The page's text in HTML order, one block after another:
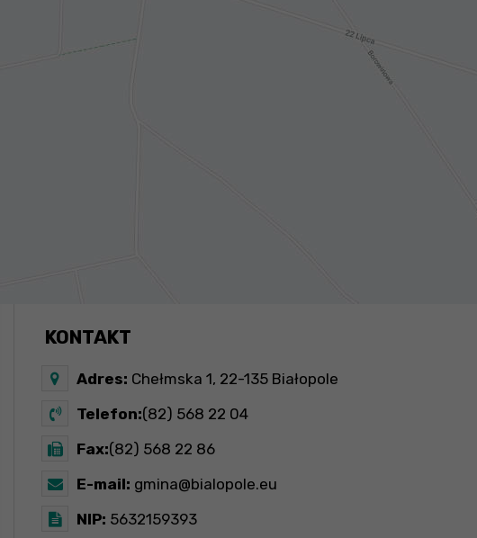
KONTAKT
Adres: Chełmska 1, 22-135 Białopole
Telefon:(82) 568 22 04
Fax:(82) 568 22 86
E-mail: gmina@bialopole.eu
NIP: 5632159393